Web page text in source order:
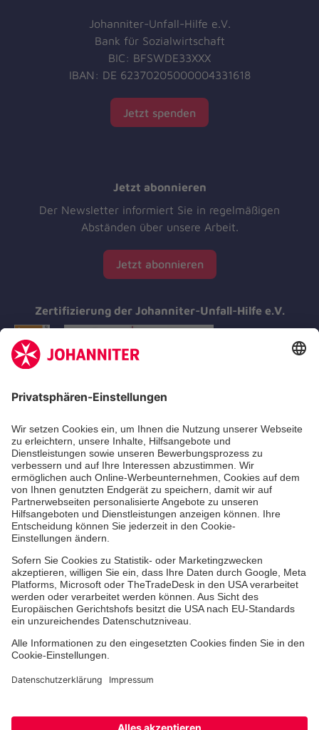
Johanniter-Unfall-Hilfe e.V.
Bank für Sozialwirtschaft
BIC: BFSWDE33XXX
IBAN: DE 62370205000004331618
Jetzt spenden
Jetzt abonnieren
Der Newsletter informiert Sie in regelmäßigen
Abständen über unsere Arbeit.
Jetzt abonnieren
Zertifizierung der Johanniter-Unfall-Hilfe e.V.
Aus- & Fortbildungen
Erste-Hilfe-Kurse
Jobs & Ehrenamt
Freiwilligendienst
Spendenprojekte
Johanniter-Jugend
Einrichtungen